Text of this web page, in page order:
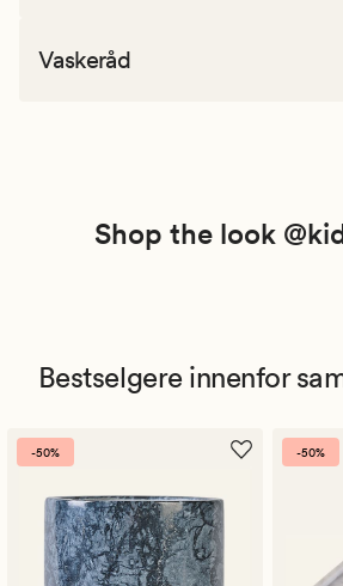
Vaskeråd
Shop the look
Bestselgere innenfor
-50% -50%